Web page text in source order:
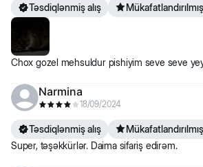
Təsdiqlənmiş alış
Chox gozel mehsuldur pishiyim seve seve
Narmina
18/09/2024
Təsdiqlənmiş alış
Super, təşəkkürlər. Daima sifariş edirəm.